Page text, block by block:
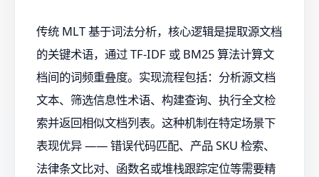
传统 MLT 基于词法分析，核心逻辑是提取源文档
的关键术语，通过 TF-IDF 或 BM25 算法计算文
档间的词频重叠度。实现流程包括：分析源文档
文本、筛选信息性术语、构建查询、执行全文检
索并返回相似文档列表。这种机制在特定场景下
表现优异 —— 错误代码匹配、产品 SKU 检索、
法律条文比对、函数名或堆栈跟踪定位等需要精